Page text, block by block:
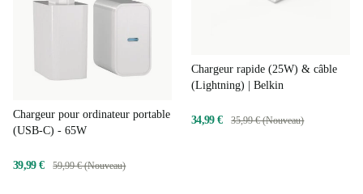
Chargeur pour ordinateur portable
(USB-C) - 65W
39,99 € 59,99 € (Nouveau)
Chargeur rapide (25W) & câble
(Lightning) | Belkin
34,99 € 35,99 € (Nouveau)